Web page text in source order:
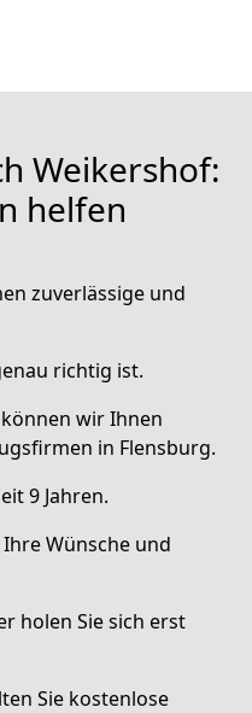
Weikershof:
helfen
zuverlässige und
richtig ist.
wir Ihnen
in Flensburg.
9 Jahren.
Wünsche und
holen Sie sich erst
Sie kostenlose